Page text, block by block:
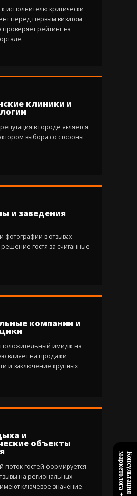
исполнителю критически
перед первым визитом
проверяет рейтинг на
клиники и
в городе является
выбора со стороны
и заведения
фотографии в отзывах
гостя за считанные
компании и
положительный имидж на
влияет на продажи
и заключение крупных
и
объекты
поток гостей формируется
на региональных
ключевое значение.
К
о
н
с
у
л
ь
т
а
ц
и
я
м
а
р
к
е
т
о
л
о
г
а
+